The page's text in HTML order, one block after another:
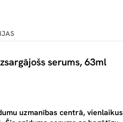
serums, 63ml
uzmanības centrā, vienlaikus